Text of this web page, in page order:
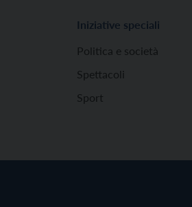
Iniziative speciali
Politica e società
Spettacoli
Sport